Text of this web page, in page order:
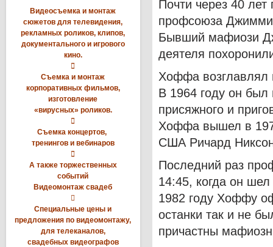
Видеосъемка и монтаж
сюжетов для телевидения,
рекламных роликов, клипов,
документального и игрового
кино.

Съемка и монтаж
корпоративных фильмов,
изготовление
«вирусных» роликов.

Съемка концертов,
тренингов и вебинаров

А также торжественных
событий
Видеомонтаж свадеб

Специальные цены и
предложения по видеомонтажу,
для телеканалов,
свадебных видеографов
Почти через 40 лет
профсоюза
Бывший мафиози
деятеля
Хоффа возглавлял
В 1964 году он был
присяжного и
Хоффа вышел в
США Ричард Никсон
Последний раз
14:45, когда он
1982 году Хоффу
останки так и не
причастны